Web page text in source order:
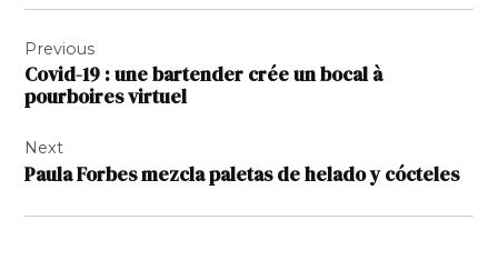
de
l’article
Previous
Covid-19 : une bartender crée un bocal à
pourboires virtuel
Next
Paula Forbes mezcla paletas de helado y cócteles